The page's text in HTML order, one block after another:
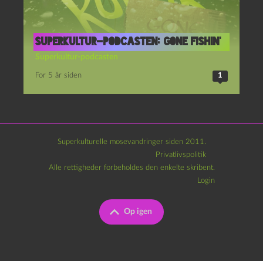
Superkultur-podcasten: Gone fishin’
Superkultur-podcasten
For 5 år siden 1
Superkulturelle mosevandringer siden 2011.
Privatlivspolitik
Op igen
Alle rettigheder forbeholdes den enkelte skribent.
Login